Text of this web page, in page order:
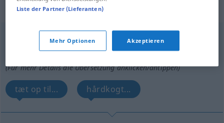
„hart“: Adverb
(Für mehr Details die Übersetzung anklicken/antippen)
tæt op til... hårdkogt...
Liste der Partner (Lieferanten)
Mehr Optionen Akzeptieren